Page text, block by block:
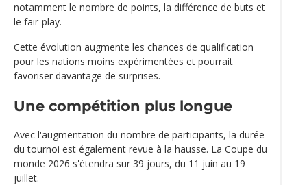
notamment le nombre de points, la différence de buts et
le fair-play.
Cette évolution augmente les chances de qualification
pour les nations moins expérimentées et pourrait
favoriser davantage de surprises.
Une compétition plus longue
Avec l'augmentation du nombre de participants, la durée
du tournoi est également revue à la hausse. La Coupe du
monde 2026 s'étendra sur 39 jours, du 11 juin au 19
juillet.